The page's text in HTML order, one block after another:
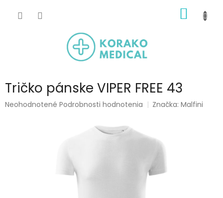
KOŠÍK
Tričko pánske VIPER FREE 43
Priemerné
Neohodnotené Podrobnosti hodnotenia Značka:Malfini